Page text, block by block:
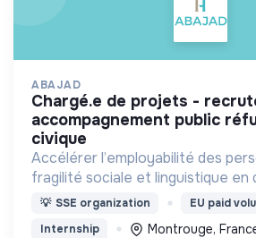
ABAJAD
chargé.e de projets - recrutement et
accompagnement public
civique
Accélérer l’employabilité des
fragilité sociale et linguistique en
de formation et en offrant un
pour permettre leur autonomie.
💡 SSE organization
EU paid
Internship
Montrouge,